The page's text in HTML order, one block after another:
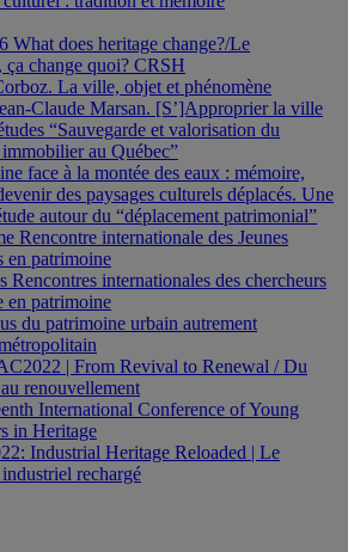
What does heritage change?/Le
ça change quoi? CRSH
La ville, objet et phénomène
Claude Marsan. [S’]Approprier la ville
“Sauvegarde et valorisation du
au Québec”
face à la montée des eaux : mémoire,
des paysages culturels déplacés. Une
autour du “déplacement patrimonial”
Rencontre internationale des Jeunes
en patrimoine
Rencontres internationales des chercheurs
en patrimoine
du patrimoine urbain autrement
| From Revival to Renewal / Du
renouvellement
International Conference of Young
in Heritage
Industrial Heritage Reloaded | Le
rechargé